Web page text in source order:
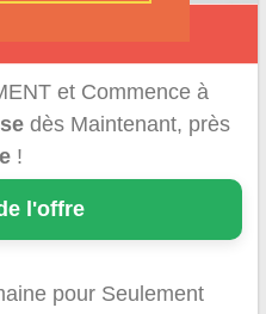
et Commence à
dès Maintenant, près
!
l'offre
pour Seulement